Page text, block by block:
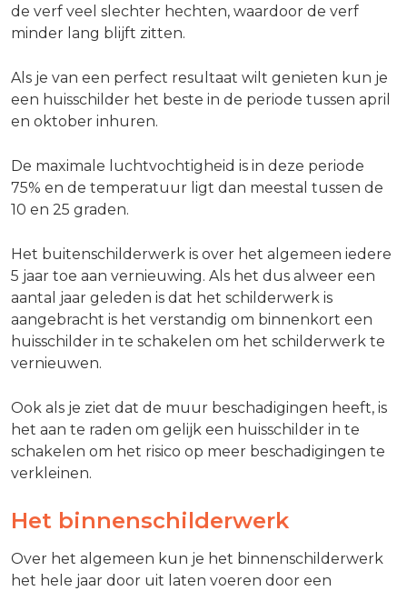
de verf veel slechter hechten, waardoor de verf
minder lang blijft zitten.
Als je van een perfect resultaat wilt genieten kun je
een huisschilder het beste in de periode tussen april
en oktober inhuren.
De maximale luchtvochtigheid is in deze periode
75% en de temperatuur ligt dan meestal tussen de
10 en 25 graden.
Het buitenschilderwerk is over het algemeen iedere
5 jaar toe aan vernieuwing. Als het dus alweer een
aantal jaar geleden is dat het schilderwerk is
aangebracht is het verstandig om binnenkort een
huisschilder in te schakelen om het schilderwerk te
vernieuwen.
Ook als je ziet dat de muur beschadigingen heeft, is
het aan te raden om gelijk een huisschilder in te
schakelen om het risico op meer beschadigingen te
verkleinen.
Het binnenschilderwerk
Over het algemeen kun je het binnenschilderwerk
het hele jaar door uit laten voeren door een